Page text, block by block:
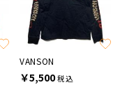
VANSON
￥5,500税込